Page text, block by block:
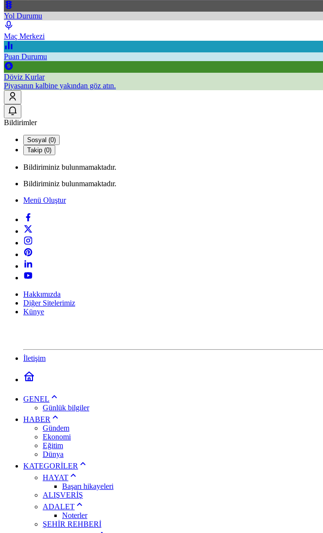
Yol Durumu
Maç Merkezi
Puan Durumu
Döviz Kurlar
Piyasanın kalbine yakından göz atın.
Bildirimler
Sosyal (0)
Takip (0)
Bildiriminiz bulunmamaktadır.
Bildiriminiz bulunmamaktadır.
Menü Oluştur
Hakkımızda
Diğer Sitelerimiz
Künye
İletişim
GENEL
Günlük bilgiler
HABER
Gündem
Ekonomi
Eğitim
Dünya
KATEGORİLER
HAYAT
Başarı hikayeleri
ALIŞVERİŞ
ADALET
Noterler
ŞEHİR REHBERİ